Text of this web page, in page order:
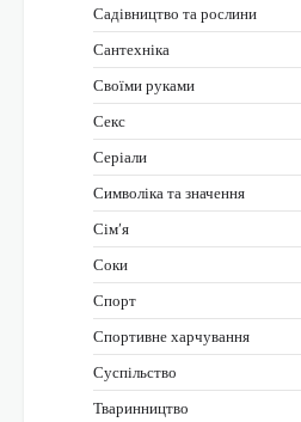
Садівництво та рослини
Сантехніка
Своїми руками
Секс
Серіали
Символіка та значення
Сім’я
Соки
Спорт
Спортивне харчування
Суспільство
Тваринництво